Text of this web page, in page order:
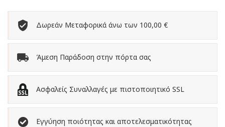
Δωρεάν Μεταφορικά άνω των 100,00 €
Άμεση Παράδοση στην πόρτα σας
Ασφαλείς Συναλλαγές με πιστοποιητικό SSL
Εγγύηση ποιότητας και αποτελεσματικότητας